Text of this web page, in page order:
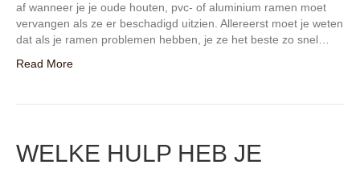
af wanneer je je oude houten, pvc- of aluminium ramen moet
vervangen als ze er beschadigd uitzien. Allereerst moet je weten
dat als je ramen problemen hebben, je ze het beste zo snel…
Read More
WELKE HULP HEB JE